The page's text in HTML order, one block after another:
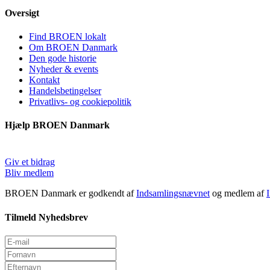
Oversigt
Find BROEN lokalt
Om BROEN Danmark
Den gode historie
Nyheder & events
Kontakt
Handelsbetingelser
Privatlivs- og cookiepolitik
Hjælp BROEN Danmark
Giv et bidrag
Bliv medlem
BROEN Danmark er godkendt afIndsamlingsnævnetog medlem af
Tilmeld Nyhedsbrev